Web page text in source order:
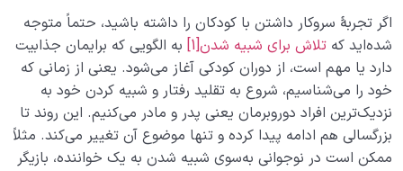
آیا قرآن منشور خلقت است؟ رابطۀ میان قرآن و سایر
مخلوقات چیست؟
رابطه قرآن با نفس ما چیست؟ آیا به‌تنهایی می‌توانیم قرآن را
بفهمیم؟
نقش پیامبران در حرکت انسانی ما چیست؟ ضرورت این
نقش از کجا مشخص می‌شود؟
اگر تجربۀ سروکار داشتن با کودکان را داشته باشید، حتماً متوجه
شده‌اید که تلاش برای شبیه شدن[1]
به الگویی که برایمان جذابیت
دارد یا مهم است، از دوران کودکی آغاز می‌شود. یعنی از زمانی که
خود را می‌شناسیم، شروع به تقلید رفتار و شبیه کردن خود به
نزدیک‌ترین افراد دوروبرمان یعنی پدر و مادر می‌کنیم. این روند تا
بزرگسالی هم ادامه پیدا کرده و تنها موضوع آن تغییر می‌کند. مثلاً
ممکن است در نوجوانی به‌سوی شبیه شدن به یک خواننده، بازیگر